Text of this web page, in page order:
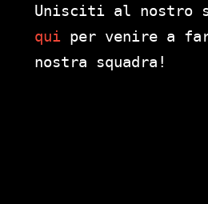
Unisciti al nostro
qui per venire a
nostra squadra!